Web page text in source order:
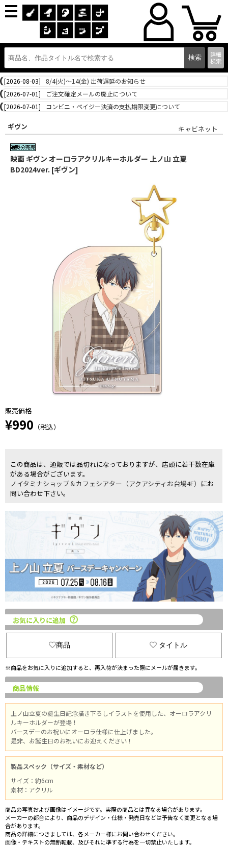
詳細
検索
[2026-08-03]
8/4(火)～14(金) 出荷遅延のお知らせ
[2026-07-01]
ご注文確定メールの廃止について
[2026-07-01]
コンビニ・ペイジー決済の支払期限変更について
ギヴン キャビネット
映画 ギヴン オーロラアクリルキーホルダー 上ノ山 立夏
BD2024ver. [ギヴン]
販売価格
¥990 （税込）
この商品は、通販では品切れになっておりますが、店頭に若干数在庫
がある場合がございます。
ノイタミナショップ＆カフェシアター（アクアシティお台場4F） にお
問い合わせ下さい。
お気に入りに追加
商品 タイトル
※商品をお気に入りに追加すると、再入荷が決まった際にメールが届きます。
商品情報
上ノ山立夏の誕生日記念描き下ろしイラストを使用した、オーロラアクリ
ルキーホルダーが登場！
バースデーのお祝いにオーロラ仕様に仕上げました。
是非、お誕生日のお祝いにお迎えください！
製品スペック（サイズ・素材など）
サイズ：約6cm
素材：アクリル
商品の写真および画像はイメージです。実際の商品とは異なる場合があります。
メーカーの都合により、商品のデザイン・仕様・発売日などは予告なく変更となる場
合があります。
商品の詳細につきましては、各メーカー様にお問い合わせください。
画像・テキストの無断転載、及びそれに準ずる行為を一切禁止いたします。